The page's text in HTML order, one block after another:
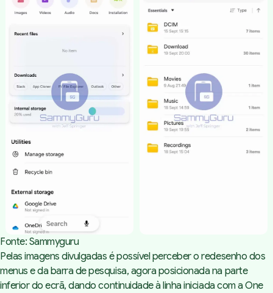
Fonte: Sammyguru
Pelas imagens divulgadas é possível perceber o redesenho dos
menus e da barra de pesquisa, agora posicionada na parte
inferior do ecrã, dando continuidade à linha iniciada com a One